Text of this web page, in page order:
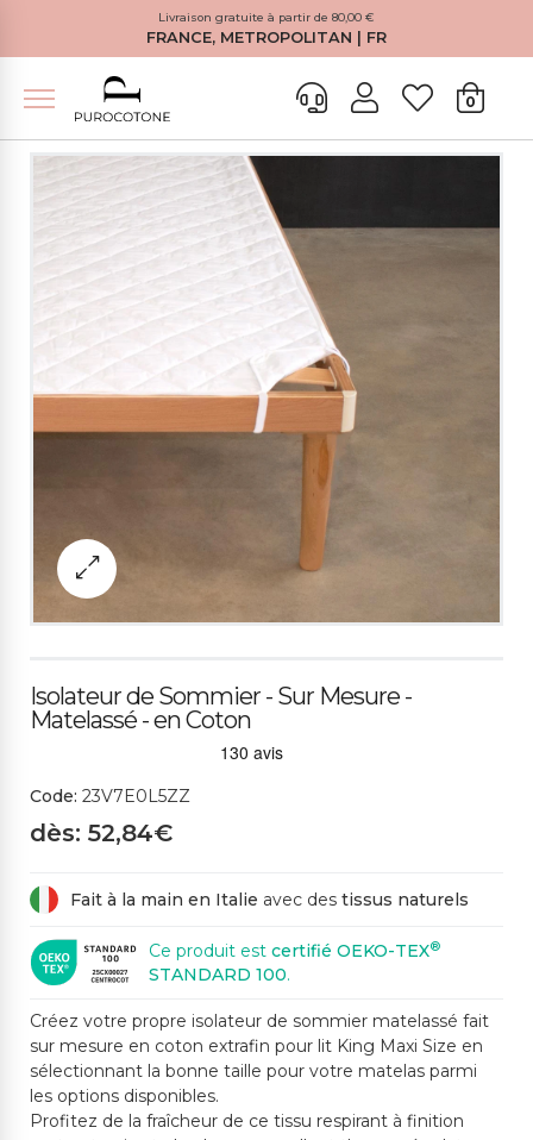
Livraison gratuite à partir de 80,00 €
FRANCE, METROPOLITAN | FR
0
Isolateur de Sommier - Sur Mesure -
Matelassé - en Coton
Code: 23V7E0L5ZZ
dès: 52,84€
Fait à la main en Italie avec des tissus naturels
Ce produit est certifié OEKO-TEX®
STANDARD 100.
Créez votre propre isolateur de sommier matelassé fait
sur mesure en coton extrafin pour lit King Maxi Size en
sélectionnant la bonne taille pour votre matelas parmi
les options disponibles.
Profitez de la fraîcheur de ce tissu respirant à finition